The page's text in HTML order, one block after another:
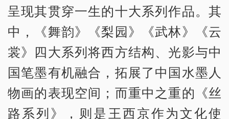
呈现其贯穿一生的十大系列作品。其
中，《舞韵》《梨园》《武林》《云
裳》四大系列将西方结构、光影与中
国笔墨有机融合，拓展了中国水墨人
物画的表现空间；而重中之重的《丝
路系列》，则是王西京作为文化使